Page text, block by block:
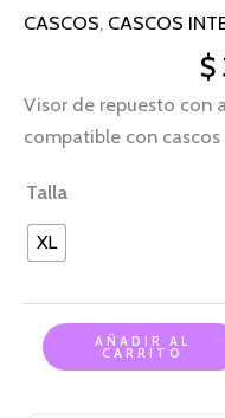
CASCOS, CASCOS
$
Visor de repuesto con
compatible con cascos
Talla
XL
AÑADIR AL
CARRITO